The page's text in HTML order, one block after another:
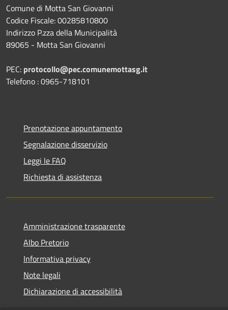
Comune di Motta San Giovanni
Codice Fiscale: 00285810800
Indirizzo P.zza della Municipalità
89065 - Motta San Giovanni
PEC: protocollo@pec.comunemottasg.it
Telefono : 0965-718101
Prenotazione appuntamento
Segnalazione disservizio
Leggi le FAQ
Richiesta di assistenza
Amministrazione trasparente
Albo Pretorio
Informativa privacy
Note legali
Dichiarazione di accessibilità